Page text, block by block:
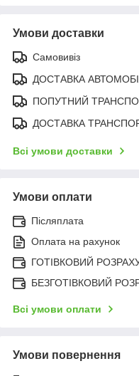
Умови доставки
Самовивіз
ДОСТАВКА
ПОПУТНИЙ
ДОСТАВКА
Всі умови доставки
Умови оплати
Післяплата
Оплата на рахунок
ГОТІВКОВИЙ
БЕЗГОТІВКОВИЙ
Всі умови оплати
Умови повернення